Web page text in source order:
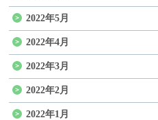
2022年5月
2022年4月
2022年3月
2022年2月
2022年1月